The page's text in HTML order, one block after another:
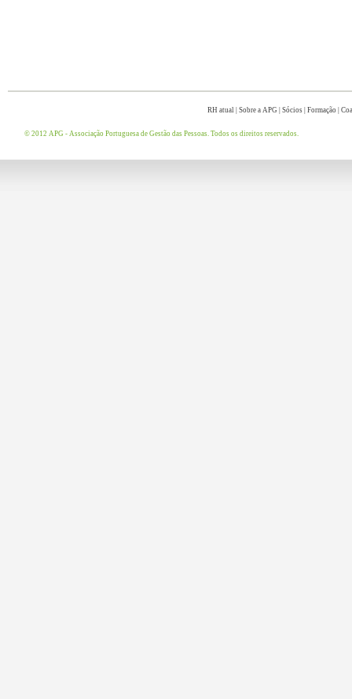
RH atual Sobre a APG Sócios Formação
© 2012 APG - Associação Portuguesa de Gestão das Pessoas. Todos os direitos reservados.